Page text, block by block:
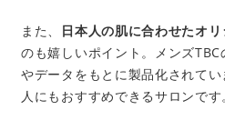
また、 日本人の肌に合わせたオ
のも嬉しいポイント。メンズ
やデータをもとに製品化されて
人にもおすすめできるサロンです